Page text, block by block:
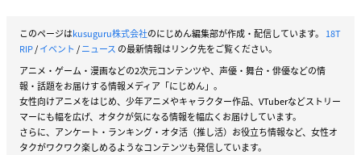
このページはkusuguru株式会社のにじめん編集部が作成・配信しています。 18T
RIP/イベント /ニュース の最新情報はリンク先をご覧ください。
アニメ・ゲーム・漫画などの2次元コンテンツや、声優・舞台・俳優などの情
報・話題をお届けする情報メディア「にじめん」。
女性向けアニメをはじめ、少年アニメやキャラクター作品、VTuberなどストリー
マーにも幅を広げ、オタクが気になる情報を幅広くお届けしています。
さらに、アンケート・ランキング・オタ活（推し活）お役立ち情報など、女性オ
タクがワクワク楽しめるようなコンテンツも発信しています。